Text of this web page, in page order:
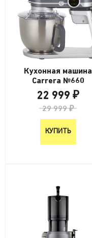
Кухонная машина
Carrera №660
22 999 ₽
29 999 ₽
КУПИТЬ